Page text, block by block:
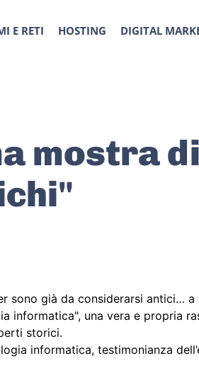
E RETI HOSTING DIGITAL
mostra di
sono già da considerarsi antici…
informatica", una vera e propria
storici.
informatica, testimonianza